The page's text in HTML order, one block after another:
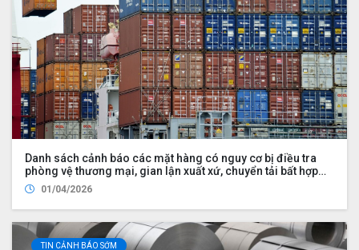
Danh sách cảnh báo các mặt hàng có nguy cơ bị điều tra
phòng vệ thương mại, gian lận xuất xứ, chuyển tải bất hợp
pháp01/04/2026
TIN CẢNH BÁO SỚM